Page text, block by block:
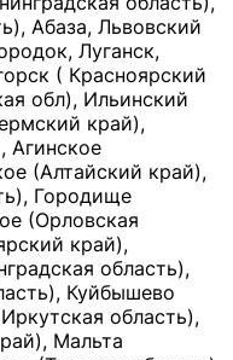
Абаза, Львовский
Луганск,
( Красноярский
обл), Ильинский
край),
Агинское
(Алтайский край),
Городище
(Орловская
край),
область),
Куйбышево
область),
Мальта